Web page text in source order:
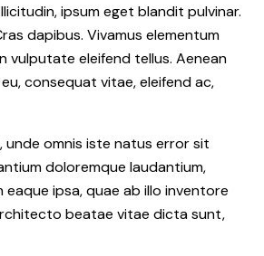
ipsum eget blandit pulvinar.
dapibus. Vivamus elementum
vulputate eleifend tellus. Aenean
consequat vitae, eleifend ac,
unde omnis iste natus error sit
doloremque laudantium,
ipsa, quae ab illo inventore
beatae vitae dicta sunt,